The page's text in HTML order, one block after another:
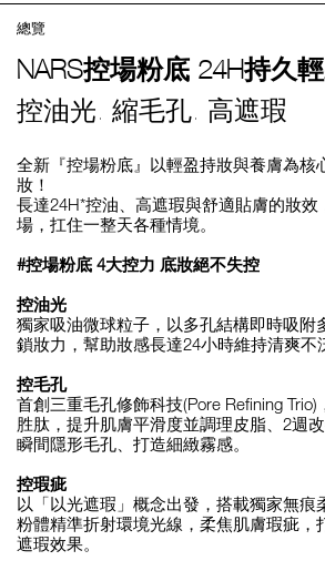
總覽
NARS控場粉底 24H持久
控油光. 縮毛孔. 高遮瑕
全新『控場粉底』以輕盈持妝與養膚為核
妝！
長達24H*控油、高遮瑕與舒適貼膚的妝
場，扛住一整天各種情境。
#控場粉底 4大控力 底妝絕不失控
控油光
獨家吸油微球粒子，以多孔結構即時吸附
鎖妝力，幫助妝感長達24小時維持清爽不
控毛孔
首創三重毛孔修飾科技(Pore Refining
胜肽，提升肌膚平滑度並調理皮脂、2週
瞬間隱形毛孔、打造細緻霧感。
控瑕疵
以「以光遮瑕」概念出發，搭載獨家無痕
粉體精準折射環境光線，柔焦肌膚瑕疵，
遮瑕效果。